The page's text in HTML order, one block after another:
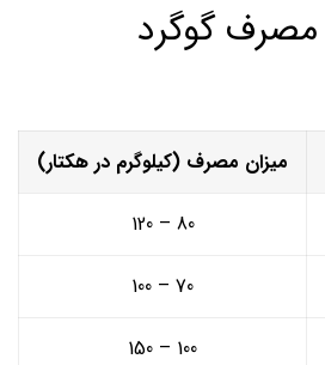
گوگرد
میزان مصرف (کیلوگرم در هکتار)
80 – 120
70 – 100
100 – 150